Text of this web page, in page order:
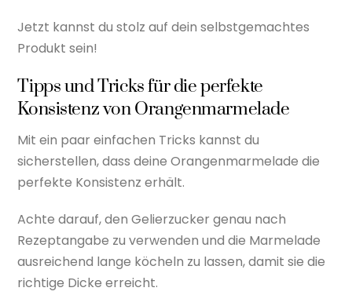
Jetzt kannst du stolz auf dein selbstgemachtes
Produkt sein!
Tipps und Tricks für die perfekte
Konsistenz von Orangenmarmelade
Mit ein paar einfachen Tricks kannst du
sicherstellen, dass deine Orangenmarmelade die
perfekte Konsistenz erhält.
Achte darauf, den Gelierzucker genau nach
Rezeptangabe zu verwenden und die Marmelade
ausreichend lange köcheln zu lassen, damit sie die
richtige Dicke erreicht.